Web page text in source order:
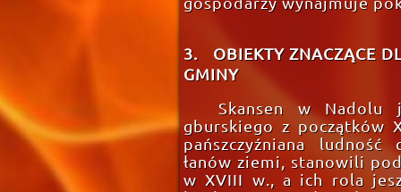
3. OBIEKTY ZNACZĄCE
GMINY
Skansen w Nadolu
gburskiego z początków
pańszczyźniana ludność
łanów ziemi, stanowili
w XVIII w., a ich rola